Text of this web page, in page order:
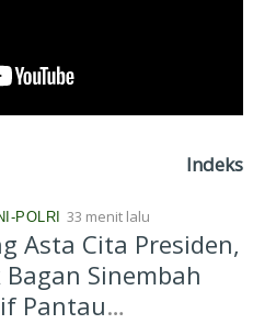
Indeks
POLRI 33 menit lalu
Asta Cita Presiden,
Bagan Sinembah
Pantau